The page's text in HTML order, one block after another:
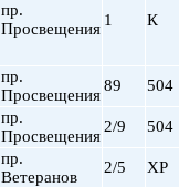
пр.
Просвещения 1 К
пр.
Просвещения
89 504
пр.
Просвещения
2/9 504
пр.
Ветеранов
2/5 ХР